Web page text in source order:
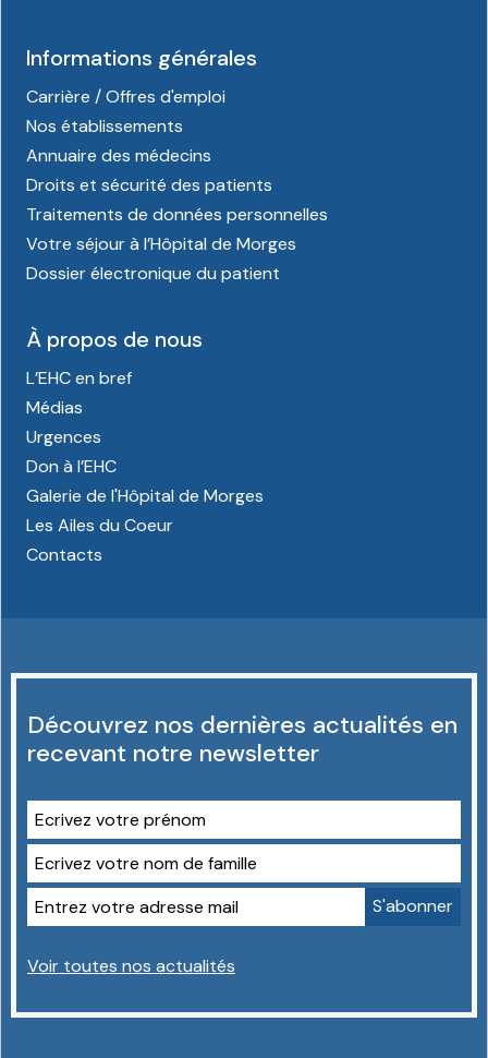
Informations générales
Carrière / Offres d'emploi
Nos établissements
Annuaire des médecins
Droits et sécurité des patients
Traitements de données personnelles
Votre séjour à l’Hôpital de Morges
Dossier électronique du patient
À propos de nous
L’EHC en bref
Médias
Urgences
Don à l’EHC
Galerie de l'Hôpital de Morges
Les Ailes du Coeur
Contacts
Découvrez nos dernières actualités en
recevant notre newsletter
Voir toutes nos actualités